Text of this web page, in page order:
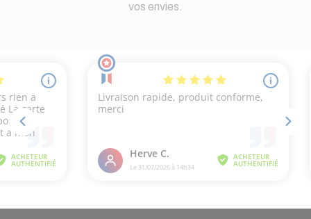
vos envies.